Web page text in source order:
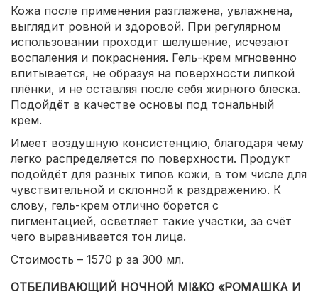
Кожа после применения разглажена, увлажнена,
выглядит ровной и здоровой. При регулярном
использовании проходит шелушение, исчезают
воспаления и покраснения. Гель-крем мгновенно
впитывается, не образуя на поверхности липкой
плёнки, и не оставляя после себя жирного блеска.
Подойдёт в качестве основы под тональный
крем.
Имеет воздушную консистенцию, благодаря чему
легко распределяется по поверхности. Продукт
подойдёт для разных типов кожи, в том числе для
чувствительной и склонной к раздражению. К
слову, гель-крем отлично борется с
пигментацией, осветляет такие участки, за счёт
чего выравнивается тон лица.
Стоимость – 1570 р за 300 мл.
ОТБЕЛИВАЮЩИЙ НОЧНОЙ MI&KO «РОМАШКА И